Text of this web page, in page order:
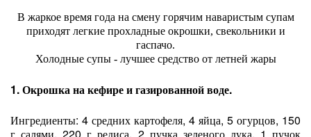
В жаркое время года на смену горячим наваристым супам
приходят легкие прохладные окрошки, свекольники и
гаспачо.
Холодные супы - лучшее средство от летней жары
1. Окрошка на кефире и газированной воде.
Ингредиенты: 4 средних картофеля, 4 яйца, 5 огурцов, 150